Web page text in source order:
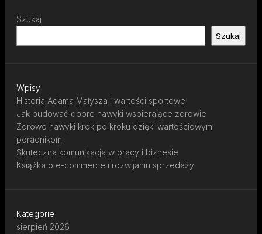
Szukaj
Szukaj
Wpisy
Historia Adama Małysza i wartości sportowe
Jak budować dobre nawyki wspierające zdrowie
Zdrowe nawyki krok po kroku dzięki wartościowym
poradnikom
Skuteczna komunikacja w pracy i biznesie
Książka o e-commerce i rozwijaniu sprzedaży
Kategorie
sierpień 2026